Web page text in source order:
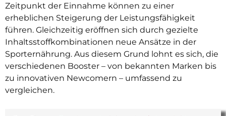
Zeitpunkt der Einnahme können zu einer
erheblichen Steigerung der Leistungsfähigkeit
führen. Gleichzeitig eröffnen sich durch gezielte
Inhaltsstoffkombinationen neue Ansätze in der
Sporternährung. Aus diesem Grund lohnt es sich, die
verschiedenen Booster – von bekannten Marken bis
zu innovativen Newcomern – umfassend zu
vergleichen.